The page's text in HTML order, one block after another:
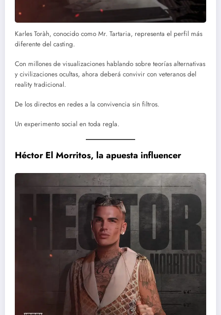
Karles Toràh, conocido como Mr. Tartaria, representa el perfil más
diferente del casting.
Con millones de visualizaciones hablando sobre teorías alternativas
y civilizaciones ocultas, ahora deberá convivir con veteranos del
reality tradicional.
De los directos en redes a la convivencia sin filtros.
Un experimento social en toda regla.
Héctor El Morritos, la apuesta influencer